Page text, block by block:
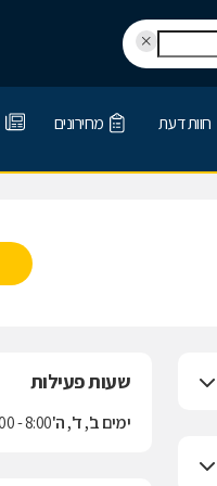
חוות דעת מחירונים
שעות פעילות
ימים ב', ד', ה'8:00 - 15:00